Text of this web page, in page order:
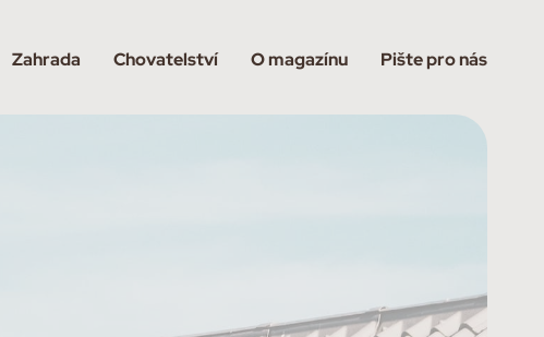
Zahrada Chovatelství O magazínu Pište pro nás